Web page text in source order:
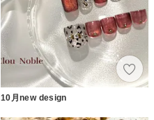
10月new design